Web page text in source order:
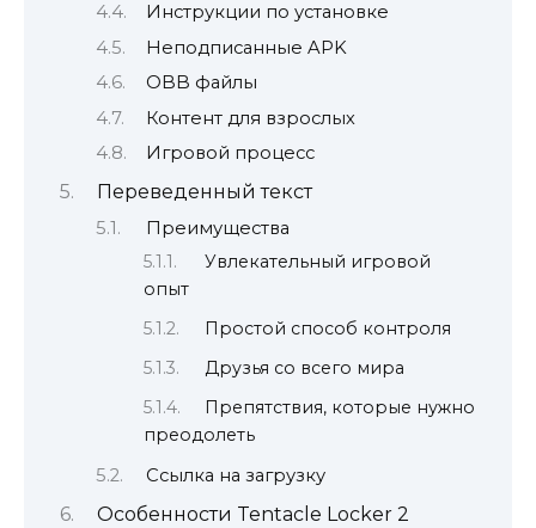
Инструкции по установке
Неподписанные APK
OBB файлы
Контент для взрослых
Игровой процесс
Переведенный текст
Преимущества
Увлекательный игровой
опыт
Простой способ контроля
Друзья со всего мира
Препятствия, которые нужно
преодолеть
Ссылка на загрузку
Особенности Tentacle Locker 2